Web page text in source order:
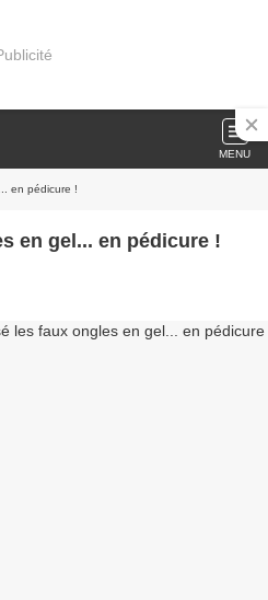
MENU
en pédicure !
en gel... en pédicure !